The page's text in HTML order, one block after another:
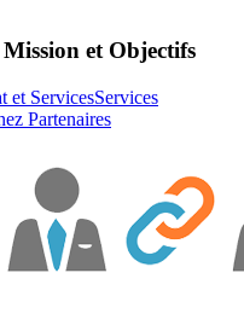
Mission et Objectifs
Services
Partenaires